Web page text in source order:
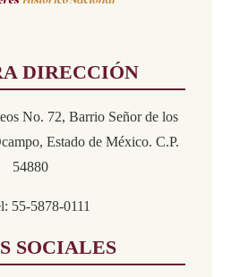
DIRECCIÓN
No. 72, Barrio Señor de los
Estado de México. C.P.
54880
55-5878-0111
SOCIALES